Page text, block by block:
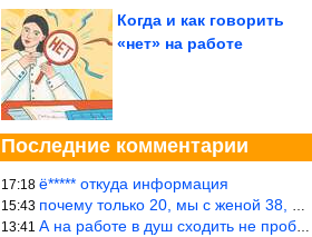
Когда и как говорить
«нет» на работе
Последние комментарии
17:18 ё***** откуда информация
15:43 почему только 20, мы с женой 38, называется ртутной свадьбой, гр
13:41 А на работе в душ сходить не пробовали?